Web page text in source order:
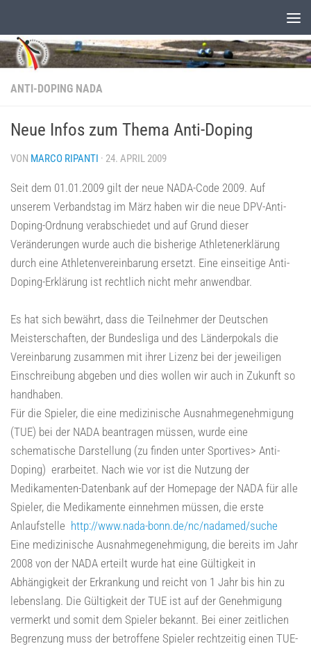
ANTI-DOPING NADA
Neue Infos zum Thema Anti-Doping
VON MARCO RIPANTI · 24. APRIL 2009
Seit dem 01.01.2009 gilt der neue NADA-Code 2009. Auf
unserem Verbandstag im März haben wir die neue DPV-Anti-
Doping-Ordnung verabschiedet und auf Grund dieser
Veränderungen wurde auch die bisherige Athletenerklärung
durch eine Athletenvereinbarung ersetzt. Eine einseitige Anti-
Doping-Erklärung ist rechtlich nicht mehr anwendbar.
Es hat sich bewährt, dass die Teilnehmer der Deutschen
Meisterschaften, der Bundesliga und des Länderpokals die
Vereinbarung zusammen mit ihrer Lizenz bei der jeweiligen
Einschreibung abgeben und dies wollen wir auch in Zukunft so
handhaben.
Für die Spieler, die eine medizinische Ausnahmegenehmigung
(TUE) bei der NADA beantragen müssen, wurde eine
schematische Darstellung (zu finden unter Sportives> Anti-
Doping) erarbeitet. Nach wie vor ist die Nutzung der
Medikamenten-Datenbank auf der Homepage der NADA für alle
Spieler, die Medikamente einnehmen müssen, die erste
Anlaufstelle http://www.nada-bonn.de/nc/nadamed/suche
Eine medizinische Ausnahmegenehmigung, die bereits im Jahr
2008 von der NADA erteilt wurde hat eine Gültigkeit in
Abhängigkeit der Erkrankung und reicht von 1 Jahr bis hin zu
lebenslang. Die Gültigkeit der TUE ist auf der Genehmigung
vermerkt und somit dem Spieler bekannt. Bei einer zeitlichen
Begrenzung muss der betroffene Spieler rechtzeitig einen TUE-